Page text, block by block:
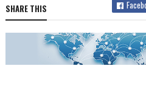
SHARE THIS